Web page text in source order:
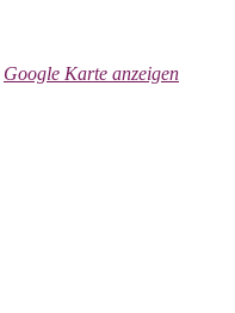
Google Karte anzeigen